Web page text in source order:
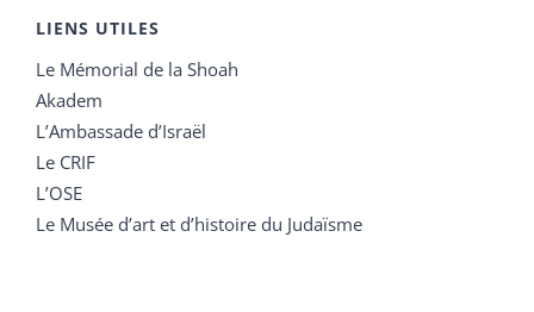
LIENS UTILES
Le Mémorial de la Shoah
Akadem
L’Ambassade d’Israël
Le CRIF
L’OSE
Le Musée d’art et d’histoire du Judaïsme